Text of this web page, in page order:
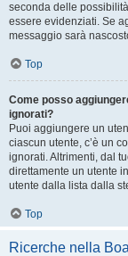
seconda delle
essere evidenziati. Se
messaggio sarà
Top
Come posso
ignorati?
Puoi aggiungere un
ciascun utente, c’è un
ignorati. Altrimenti, dal
direttamente un utente
utente dalla lista dalla
Top
Ricerche nella